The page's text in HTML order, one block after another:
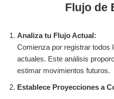
Flujo de
Analiza tu Flujo Actual:
Comienza por registrar todos
actuales. Este análisis
estimar movimientos futuros.
Establece Proyecciones a